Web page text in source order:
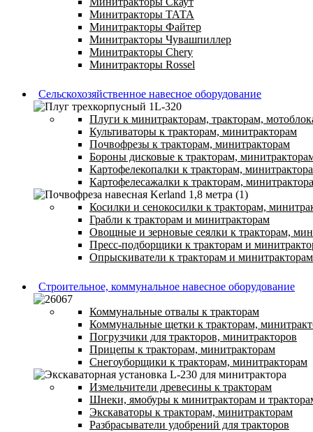
Минитракторы ТАТА
Минитракторы Файтер
Минитракторы Чувашпиллер
Минитракторы Chery
Минитракторы Rossel
Сельскохозяйственное навесное оборудование
Плуги к минитракторам, тракторам,
Культиваторы к тракторам, минитракторам
Почвофрезы к тракторам, минитракторам
Бороны дисковые к тракторам,
Картофелекопалки к тракторам,
Картофелесажалки к тракторам,
Косилки и сенокосилки к тракторам,
Грабли к тракторам и минитракторам
Овощные и зерновые сеялки к тракторам,
Пресс-подборщики к тракторам и
Опрыскиватели к тракторам и минитракторам
Строительное, коммунальное навесное оборудование
Коммунальные отвалы к тракторам
Коммунальные щетки к тракторам,
Погрузчики для тракторов, минитракторов
Прицепы к тракторам, минитракторам
Снегоуборщики к тракторам, минитракторам
Измельчители древесины к тракторам
Шнеки, ямобуры к минитракторам и
Экскаваторы к тракторам, минитракторам
Разбрасыватели удобрений для тракторов